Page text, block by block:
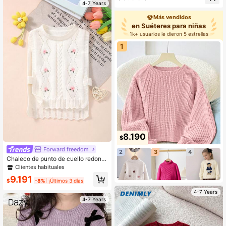
4-7 Years
Forward freedom
Chaleco de punto de cuello redond
o bordado con diseño trenzado par
o/otoño
Clientes habituales
$9.191 -8% ¡Últimos 3 días
4-7 Years
n, costura de invierno
Más vendidos
en Suéteres para niñas
1k+ usuarios le dieron 5 estrellas
1
$8.190
2 3 4
4-7 Years